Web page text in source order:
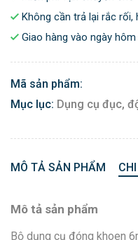
Không cần trả lại rắc
Giao hàng vào ngày
Mã sản phẩm:
Mục lục: Dụng cụ đục,
MÔ TẢ SẢN PHẨM
Mô tả sản phẩm
Bộ dụng cụ đóng khoen